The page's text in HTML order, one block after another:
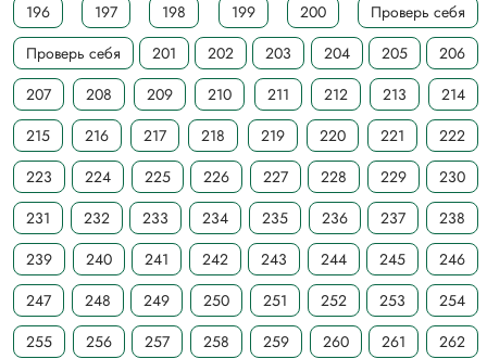
196
197 198 199 200
Проверь себя
Проверь себя
201 202 203 204 205
206
207
208 209 210 211 212 213
214
215
216 217 218 219 220 221
222
223
224 225 226 227 228 229
230
231
232 233 234 235 236 237
238
239
240 241 242 243 244 245
246
247
248 249 250 251 252 253
254
255
256 257 258 259 260 261
262